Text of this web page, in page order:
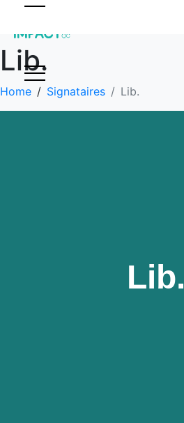
Lib.
Home Signataires Lib.
Lib.